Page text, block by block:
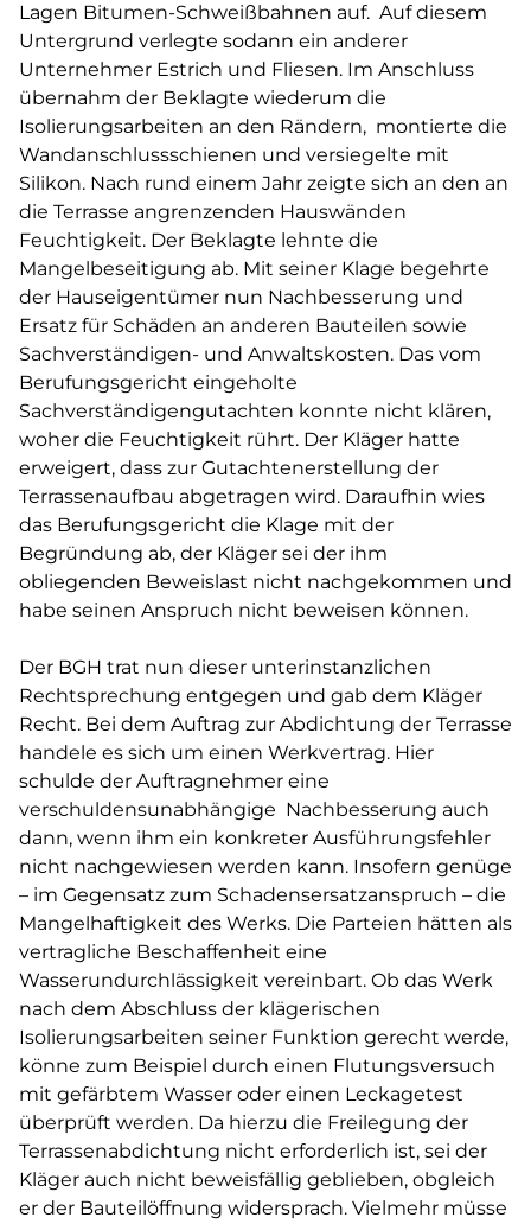
Lagen Bitumen-Schweißbahnen auf. Auf diesem
Untergrund verlegte sodann ein anderer
Unternehmer Estrich und Fliesen. Im Anschluss
übernahm der Beklagte wiederum die
Isolierungsarbeiten an den Rändern, montierte die
Wandanschlussschienen und versiegelte mit
Silikon. Nach rund einem Jahr zeigte sich an den an
die Terrasse angrenzenden Hauswänden
Feuchtigkeit. Der Beklagte lehnte die
Mangelbeseitigung ab. Mit seiner Klage begehrte
der Hauseigentümer nun Nachbesserung und
Ersatz für Schäden an anderen Bauteilen sowie
Sachverständigen- und Anwaltskosten. Das vom
Berufungsgericht eingeholte
Sachverständigengutachten konnte nicht klären,
woher die Feuchtigkeit rührt. Der Kläger hatte
erweigert, dass zur Gutachtenerstellung der
Terrassenaufbau abgetragen wird. Daraufhin wies
das Berufungsgericht die Klage mit der
Begründung ab, der Kläger sei der ihm
obliegenden Beweislast nicht nachgekommen und
habe seinen Anspruch nicht beweisen können.
Der BGH trat nun dieser unterinstanzlichen
Rechtsprechung entgegen und gab dem Kläger
Recht. Bei dem Auftrag zur Abdichtung der Terrasse
handele es sich um einen Werkvertrag. Hier
schulde der Auftragnehmer eine
verschuldensunabhängige Nachbesserung auch
dann, wenn ihm ein konkreter Ausführungsfehler
nicht nachgewiesen werden kann. Insofern genüge
– im Gegensatz zum Schadensersatzanspruch – die
Mangelhaftigkeit des Werks. Die Parteien hätten als
vertragliche Beschaffenheit eine
Wasserundurchlässigkeit vereinbart. Ob das Werk
nach dem Abschluss der klägerischen
Isolierungsarbeiten seiner Funktion gerecht werde,
könne zum Beispiel durch einen Flutungsversuch
mit gefärbtem Wasser oder einen Leckagetest
überprüft werden. Da hierzu die Freilegung der
Terrassenabdichtung nicht erforderlich ist, sei der
Kläger auch nicht beweisfällig geblieben, obgleich
er der Bauteilöffnung widersprach. Vielmehr müsse